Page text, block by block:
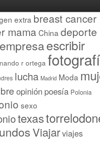
extra breast cancer
mama China deporte
empresaescribir
r ortega
lucha Madrid Moda
opinión poesía Polonia
sexo
texas
Viajarviajes